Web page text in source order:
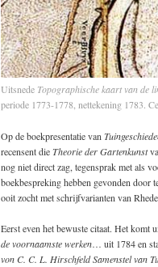
Uitsnede Topographische kaart van de
periode 1773-1778, nettekening 1783.
Op de boekpresentatie van
recensent dieTheorie der Gartenkunst
nog niet direct zag, tegensprak met als
boekbespreking hebben gevonden door
ooit zocht met schrijfvarianten van
Eerst even het bewuste citaat. Het komt
de voornaamste werken… uit 1784 en
von C. C. L. Hirschfeld Samenstel van